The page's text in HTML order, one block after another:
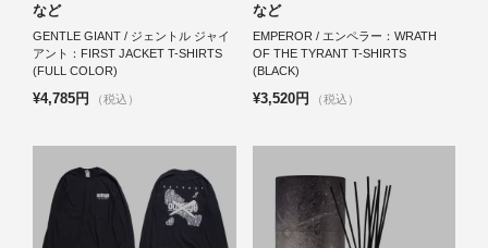
など
GENTLE GIANT / ジェントル ジャイ
アント：FIRST JACKET T-SHIRTS
(FULL COLOR)
¥4,785円 （税込）
など
EMPEROR / エンペラー：WRATH
OF THE TYRANT T-SHIRTS
(BLACK)
¥3,520円 （税込）